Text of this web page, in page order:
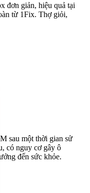
đơn giản, hiệu quả tại
từ 1Fix. Thợ giỏi,
sau một thời gian sử
có nguy cơ gây ô
đến sức khỏe.